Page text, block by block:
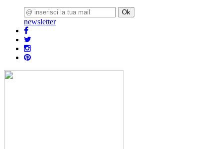
Ok
newsletter